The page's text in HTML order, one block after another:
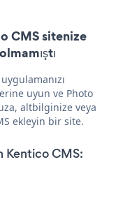
CMS sitenize
uyun ve Photo
altbilginize veya
ekleyin bir site.
Kentico CMS: